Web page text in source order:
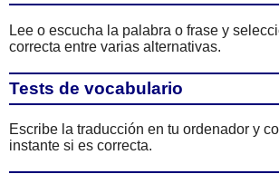
Lee o escucha la palabra o frase y
correcta entre varias alternativas.
Tests de vocabulario
Escribe la traducción en tu ordenador y
instante si es correcta.